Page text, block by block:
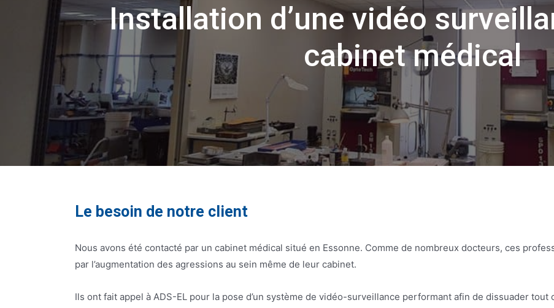
Installation d’une vidéo
cabinet médical
Le besoin de notre client
Nous avons été contacté par un cabinet médical situé en Essonne. Comme de nombreux docteurs, ces
par l’augmentation des agressions au sein même de leur cabinet.
Ils ont fait appel à ADS-EL pour la pose d’un système de vidéo-surveillance performant afin de dissuader